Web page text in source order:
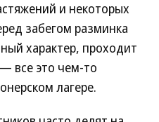
и некоторых
забегом разминка
характер, проходит
все это чем-то
лагере.